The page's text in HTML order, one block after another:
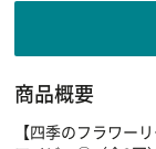
商品概要
【四季のフラワーリ